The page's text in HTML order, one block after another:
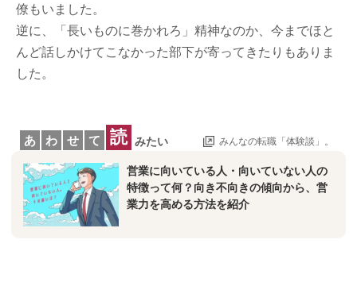
僚もいました。
逆に、「長いものに巻かれろ」精神なのか、今までほと
んど話しかけてこなかった部下が寄ってきたりもありま
した。
みんなの転職「体験談」。
あ わ せ て 読 みたい
営業に向いている人・向いていない人の
特徴って何？向き不向きの傾向から、営
業力を高める方法を紹介